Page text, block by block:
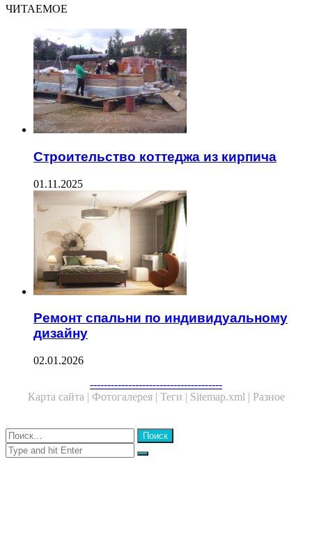
ЧИТАЕМОЕ
Строительство коттеджа из кирпича
01.11.2025
Ремонт спальни по индивидуальному
дизайну
02.01.2026
--------------------------------------
Карта сайта | Фотогалерея | Теги | Sitemap.xml | Разное
Close
Найти:
Close
Search